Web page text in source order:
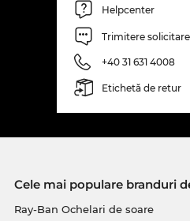
Helpcenter
Trimitere solicitare
+40 31 631 4008
Etichetă de retur
Cele mai populare branduri
Ray-Ban Ochelari de soare